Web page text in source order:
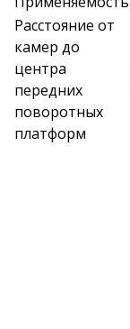
Расстояние от
камер до
центра
передних
поворотных
платформ